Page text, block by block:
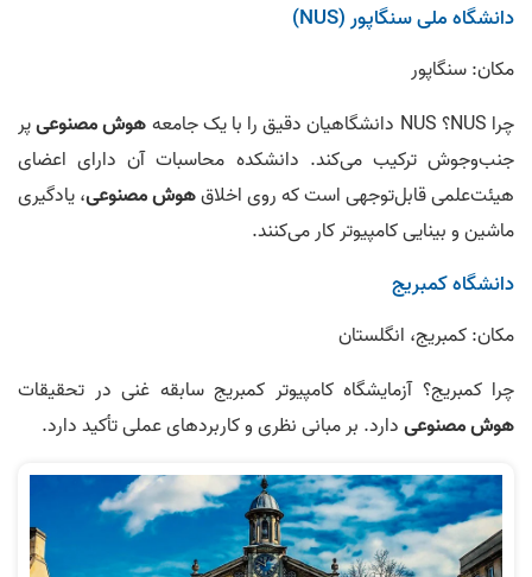
دانشگاه ملی سنگاپور (NUS)
مکان: سنگاپور
چرا NUS؟ NUS دانشگاهیان دقیق را با یک جامعه
هوش مصنوعیپر
جنب‌وجوش ترکیب می‌کند. دانشکده محاسبات آن دارای اعضای
هیئت‌علمی قابل‌توجهی است که روی اخلاقهوش مصنوعی، یادگیری
ماشین و بینایی کامپیوتر کار می‌کنند.
دانشگاه کمبریج
مکان: کمبریج، انگلستان
چرا کمبریج؟ آزمایشگاه کامپیوتر کمبریج سابقه غنی در تحقیقات
هوش مصنوعیدارد. بر مبانی نظری و کاربردهای عملی تأکید دارد.